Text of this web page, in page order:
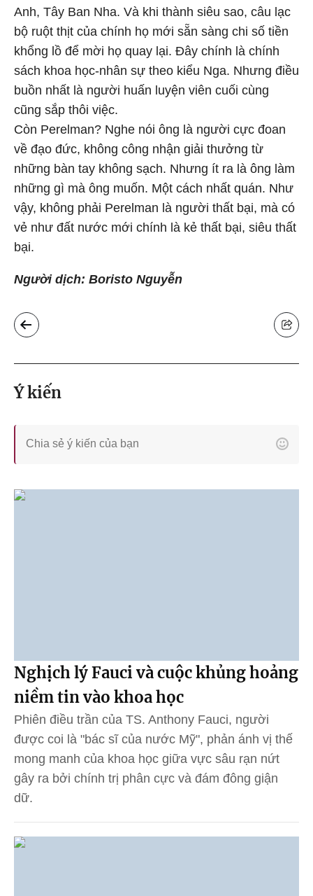
Anh, Tây Ban Nha. Và khi thành siêu sao, câu lạc
bộ ruột thịt của chính họ mới sẵn sàng chi số tiền
khổng lồ để mời họ quay lại. Đây chính là chính
sách khoa học-nhân sự theo kiểu Nga. Nhưng điều
buồn nhất là người huấn luyện viên cuối cùng
cũng sắp thôi việc.
Còn Perelman? Nghe nói ông là người cực đoan
về đạo đức, không công nhận giải thưởng từ
những bàn tay không sạch. Nhưng ít ra là ông làm
những gì mà ông muốn. Một cách nhất quán. Như
vậy, không phải Perelman là người thất bại, mà có
vẻ như đất nước mới chính là kẻ thất bại, siêu thất
bại.
Người dịch: Boristo Nguyễn
Ý kiến
Nghịch lý Fauci và cuộc khủng hoảng
niềm tin vào khoa học
Phiên điều trần của TS. Anthony Fauci, người
được coi là "bác sĩ của nước Mỹ", phản ánh vị thế
mong manh của khoa học giữa vực sâu rạn nứt
gây ra bởi chính trị phân cực và đám đông giận
dữ.